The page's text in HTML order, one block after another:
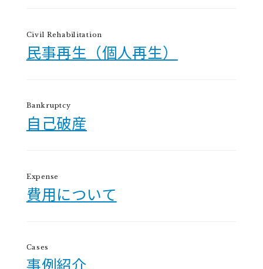
Civil Rehabilitation
民事再生（個人再生）
Bankruptcy
自己破産
Expense
費用について
Cases
事例紹介